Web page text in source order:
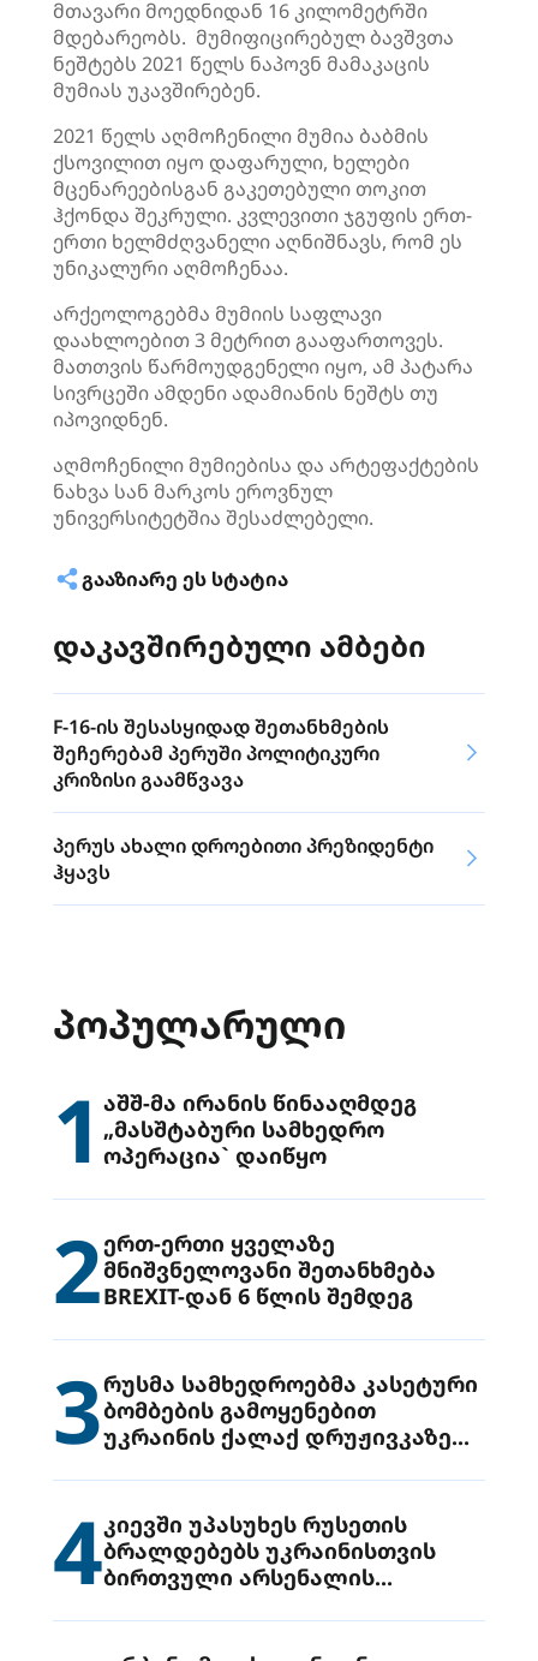
მთავარი მოედნიდან 16 კილომეტრში
მდებარეობს. მუმიფიცირებულ ბავშვთა
ნეშტებს 2021 წელს ნაპოვნ მამაკაცის
მუმიას უკავშირებენ.
2021 წელს აღმოჩენილი მუმია ბაბმის
ქსოვილით იყო დაფარული, ხელები
მცენარეებისგან გაკეთებული თოკით
ჰქონდა შეკრული. კვლევითი ჯგუფის ერთ-
ერთი ხელმძღვანელი აღნიშნავს, რომ ეს
უნიკალური აღმოჩენაა.
არქეოლოგებმა მუმიის საფლავი
დაახლოებით 3 მეტრით გააფართოვეს.
მათთვის წარმოუდგენელი იყო, ამ პატარა
სივრცეში ამდენი ადამიანის ნეშტს თუ
იპოვიდნენ.
აღმოჩენილი მუმიებისა და არტეფაქტების
ნახვა სან მარკოს ეროვნულ
უნივერსიტეტშია შესაძლებელი.
ᲒᲐᲐᲖᲘᲐᲠᲔ ᲔᲡ ᲡᲢᲐᲢᲘᲐ
დაკავშირებული ამბები
F-16-ის შესასყიდად შეთანხმების
შეჩერებამ პერუში პოლიტიკური
კრიზისი გაამწვავა
პერუს ახალი დროებითი პრეზიდენტი
ჰყავს
ᲞᲝᲞᲣᲚᲐᲠᲣᲚᲘ
1 აშშ-მა ირანის წინააღმდეგ
„მასშტაბური სამხედრო
ოპერაცია` დაიწყო
2ერთ-ერთი ყველაზე
მნიშვნელოვანი შეთანხმება
BREXIT-დან 6 წლის შემდეგ
3რუსმა სამხედროებმა კასეტური
ბომბების გამოყენებით
უკრაინის ქალაქ დრუჟივკაზე
4კიევში უპასუხეს რუსეთის
ბრალდებებს უკრაინისთვის
ბირთვული არსენალის